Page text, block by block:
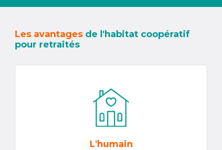
Les avantages de l'habitat coopératif
pour retraités
L'humain